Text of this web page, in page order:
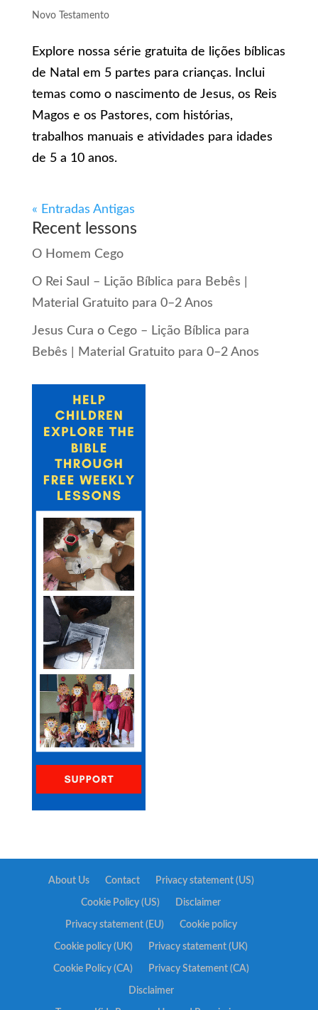
Novo Testamento
Explore nossa série gratuita de lições bíblicas
de Natal em 5 partes para crianças. Inclui
temas como o nascimento de Jesus, os Reis
Magos e os Pastores, com histórias,
trabalhos manuais e atividades para idades
de 5 a 10 anos.
« Entradas Antigas
Recent lessons
O Homem Cego
O Rei Saul – Lição Bíblica para Bebês |
Material Gratuito para 0–2 Anos
Jesus Cura o Cego – Lição Bíblica para
Bebês | Material Gratuito para 0–2 Anos
About Us Contact Privacy statement (US)
Cookie Policy (US) Disclaimer
Privacy statement (EU) Cookie policy
Cookie policy (UK) Privacy statement (UK)
Cookie Policy (CA) Privacy Statement (CA)
Disclaimer